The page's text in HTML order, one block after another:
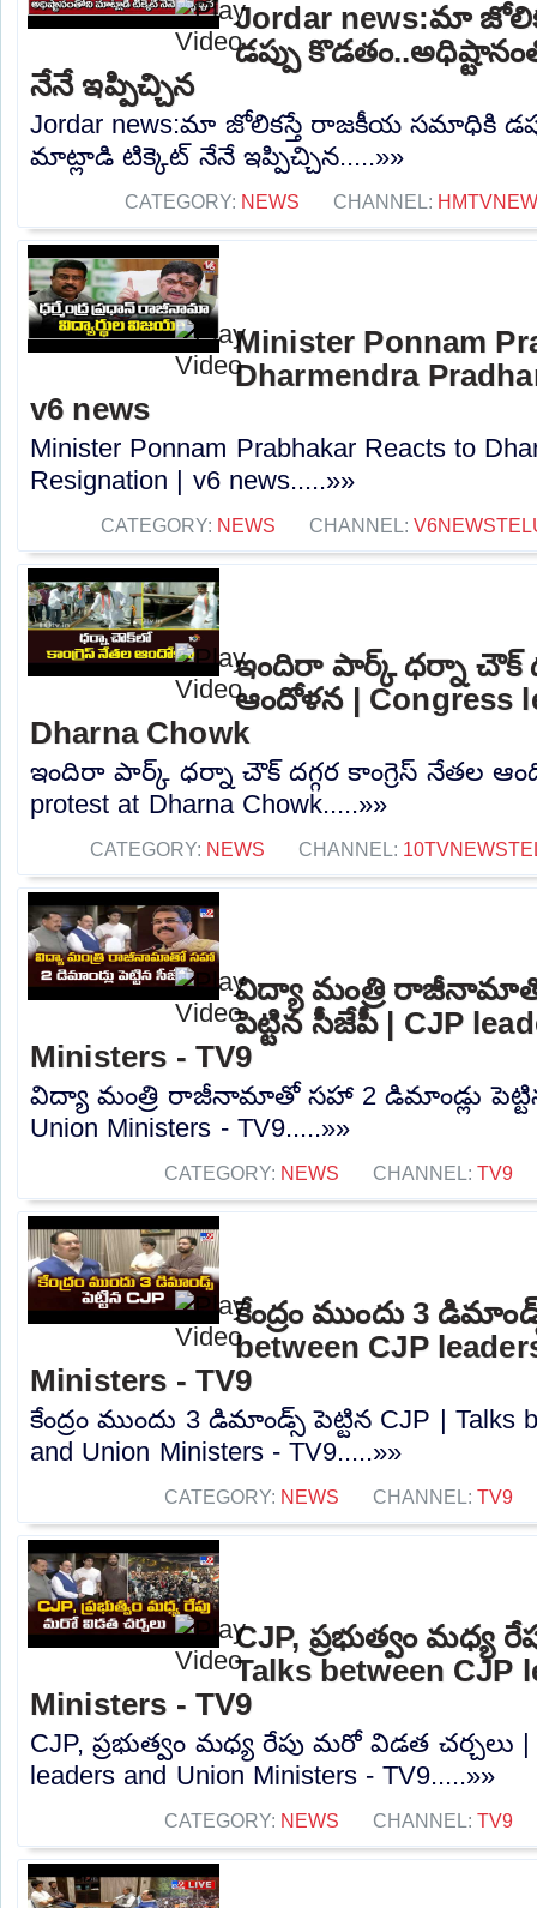
Jordar news:మా
డప్పు
నేనే ఇప్పిచ్చిన
Jordar news:మా జోలికస్తే రాజకీయ సమాధికి
మాట్లాడి టిక్కెట్ నేనే ఇప్పిచ్చిన.....»»
CATEGORY: NEWS CHANNEL:
Minister Ponnam
Dharmendra
v6 news
Minister Ponnam Prabhakar Reacts to
Resignation | v6 news.....»»
CATEGORY: NEWS CHANNEL:
ఇందిరా పార్క్ ధర్నా చౌక్
ఆందోళన | Congress
Dharna Chowk
ఇందిరా పార్క్ ధర్నా చౌక్ దగ్గర కాంగ్రెస్ నేతల
protest at Dharna Chowk.....»»
CATEGORY: NEWS CHANNEL:
విద్యా మంత్రి రాజీనామాతో
పెట్టిన సీజేపీ | CJP
Ministers - TV9
విద్యా మంత్రి రాజీనామాతో సహా 2 డిమాండ్లు పెట్టిన
Union Ministers - TV9.....»»
CATEGORY: NEWS CHANNEL: TV9
కేంద్రం ముందు 3
between CJP
Ministers - TV9
కేంద్రం ముందు 3 డిమాండ్స్ పెట్టిన CJP | Talks
and Union Ministers - TV9.....»»
CATEGORY: NEWS CHANNEL: TV9
CJP, ప్రభుత్వం మధ్య
Talks between CJP
Ministers - TV9
CJP, ప్రభుత్వం మధ్య రేపు మరో విడత చర్చలు |
leaders and Union Ministers - TV9.....»»
CATEGORY: NEWS CHANNEL: TV9